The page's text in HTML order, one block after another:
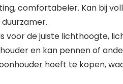
comfortabeler. Kan bij
voor de juiste lichthoogte,
en kan pennen of
hoeft te kopen,